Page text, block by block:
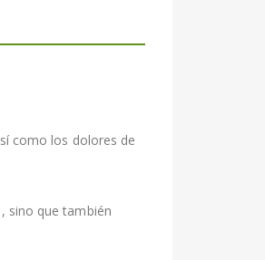
como los dolores de
sino que también